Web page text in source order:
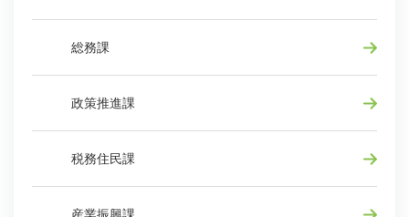
総務課
政策推進課
税務住民課